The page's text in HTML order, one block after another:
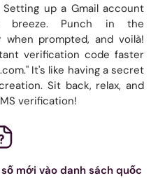
up a Gmail account
Punch in the
when prompted, and voilà!
verification code faster
It's like having a secret
Sit back, relax, and
verification!
mới vào danh sách quốc